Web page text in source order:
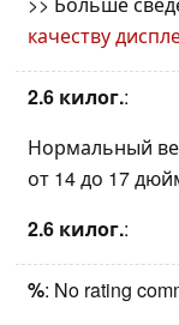
качеству
2.6 килог.:
Нормальный
от 14 до 17
2.6 килог.:
%: No rating